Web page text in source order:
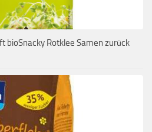
bioSnacky Rotklee Samen zurück